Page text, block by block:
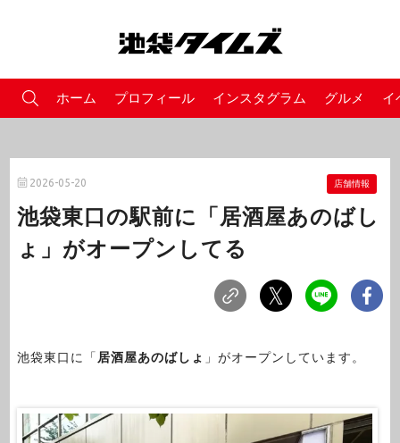
ホーム プロフィール インスタグラム グルメ イ
2026-05-20 店舗情報
池袋東口の駅前に「居酒屋あのばし
ょ」がオープンしてる
池袋東口に「 居酒屋あのばしょ 」がオープンしています。